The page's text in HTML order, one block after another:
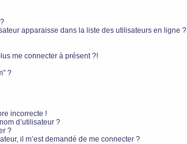
apparaisse dans la liste des utilisateurs en ligne ?
me connecter à présent ?!
?
incorrecte !
d’utilisateur ?
?
il m’est demandé de me connecter ?